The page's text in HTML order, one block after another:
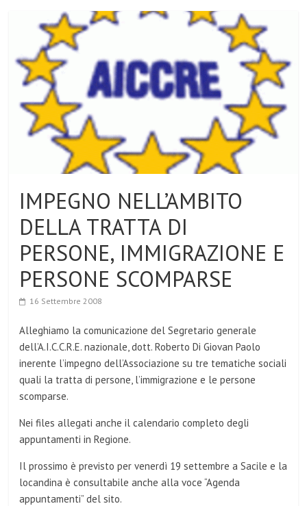
IMPEGNO NELL’AMBITO
DELLA TRATTA DI
PERSONE, IMMIGRAZIONE E
PERSONE SCOMPARSE
16 Settembre 2008
Alleghiamo la comunicazione del Segretario generale
dell’A.I.C.C.R.E. nazionale, dott. Roberto Di Giovan Paolo
inerente l’impegno dell’Associazione su tre tematiche sociali
quali la tratta di persone, l’immigrazione e le persone
scomparse.
Nei files allegati anche il calendario completo degli
appuntamenti in Regione.
Il prossimo è previsto per venerdì 19 settembre a Sacile e la
locandina è consultabile anche alla voce “Agenda
appuntamenti” del sito.